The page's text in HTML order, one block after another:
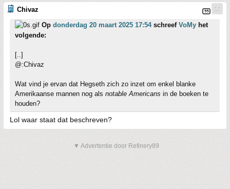
Chivaz
Op donderdag 20 maart 2025 17:54schreef VoMy het
volgende:
[..]
@:Chivaz
Wat vind je ervan dat Hegseth zich zo inzet om enkel blanke
Amerikaanse mannen nog als notable Americans in de boeken te
houden?
Lol waar staat dat beschreven?
▼ Advertentie door Refinery89